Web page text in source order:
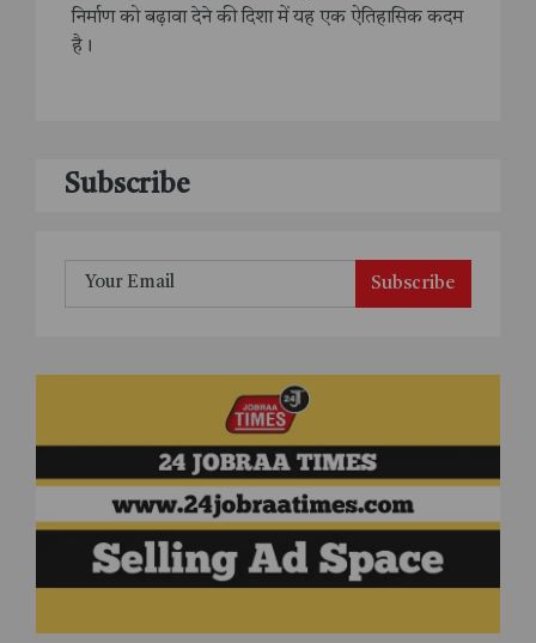
निर्माण को बढ़ावा देने की दिशा में यह एक ऐतिहासिक कदम
है।
Subscribe
Subscribe